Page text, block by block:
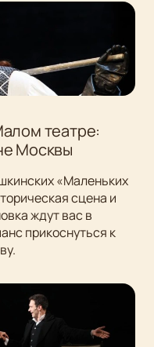
театре:
Москвы
«Маленьких
сцена и
ждут вас в
прикоснуться к